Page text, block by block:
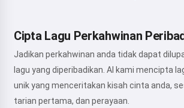
Cipta Lagu Perkahwinan
Jadikan perkahwinan anda tidak dapat
lagu yang diperibadikan. AI kami mencipta
unik yang menceritakan kisah cinta anda,
tarian pertama, dan perayaan.